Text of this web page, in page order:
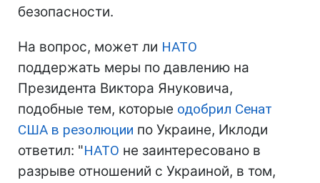
безопасности.
На вопрос, может ли НАТО
поддержать меры по давлению на
Президента Виктора Януковича,
подобные тем, которые одобрил Сенат
США в резолюции по Украине, Иклоди
ответил: "НАТО не заинтересовано в
разрыве отношений с Украиной, в том,